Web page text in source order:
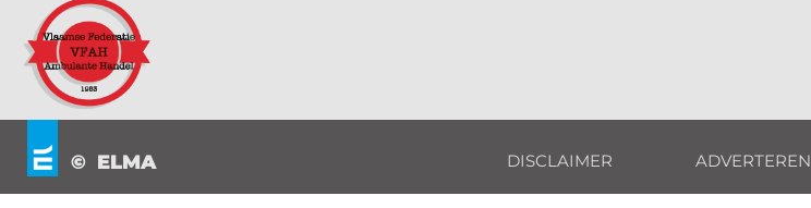
© ELMA DISCLAIMER ADVERTEREN